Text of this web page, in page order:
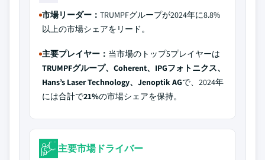
市場リーダー： TRUMPFグループが2024年に8.8%
以上の市場シェアをリード。
主要プレイヤー： 当市場のトップ5プレイヤーは
TRUMPFグループ、Coherent、IPGフォトニクス、
Hans’s Laser Technology、Jenoptik AGで、2024年
には合計で21%の市場シェアを保持。
主要市場ドライバー